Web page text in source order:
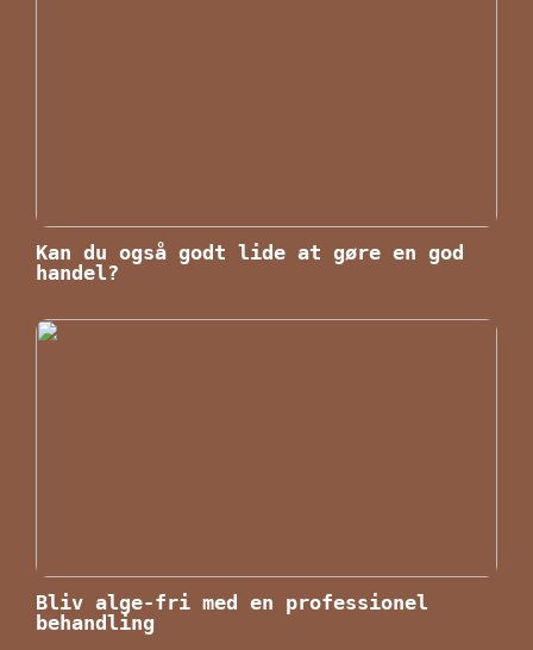
Kan du også godt lide at gøre en god
handel?
Bliv alge-fri med en professionel
behandling